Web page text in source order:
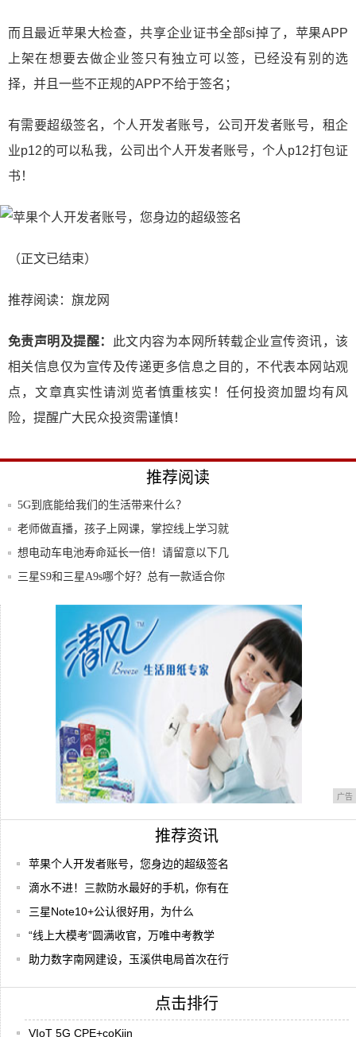
而且最近苹果大检查，共享企业证书全部si掉了，苹果APP
上架在想要去做企业签只有独立可以签，已经没有别的选
择，并且一些不正规的APP不给于签名；
有需要超级签名，个人开发者账号，公司开发者账号，租企
业p12的可以私我，公司出个人开发者账号，个人p12打包证
书！
（正文已结束）
推荐阅读： 旗龙网
免责声明及提醒：
此文内容为本网所转载企业宣传资讯，该
相关信息仅为宣传及传递更多信息之目的，不代表本网站观
点，文章真实性请浏览者慎重核实！任何投资加盟均有风
险，提醒广大民众投资需谨慎！
推荐阅读
5G到底能给我们的生活带来什么？
老师做直播，孩子上网课，掌控线上学习就
靠这个
想电动车电池寿命延长一倍！请留意以下几
点
三星S9和三星A9s哪个好？总有一款适合你
苹果个人开发者账号，您身边的超级签名
广告
推荐资讯
苹果个人开发者账号，您身边的超级签名
滴水不进！三款防水最好的手机，你有在
三星Note10+公认很好用，为什么
“线上大模考”圆满收官，万唯中考教学
助力数字南网建设，玉溪供电局首次在行
点击排行
VIoT 5G CPE+coKiin